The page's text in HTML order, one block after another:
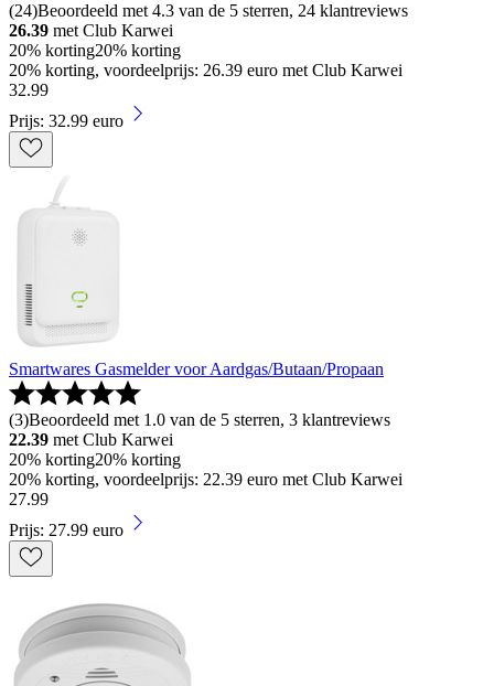
(24)Beoordeeld met 4.3 van de 5 sterren, 24 klantreviews
26.39 met Club Karwei
20% korting20% korting
20% korting, voordeelprijs: 26.39 euro met Club Karwei
32.99
Prijs: 32.99 euro
Smartwares Gasmelder voor Aardgas/Butaan/Propaan
(3)Beoordeeld met 1.0 van de 5 sterren, 3 klantreviews
22.39 met Club Karwei
20% korting20% korting
20% korting, voordeelprijs: 22.39 euro met Club Karwei
27.99
Prijs: 27.99 euro